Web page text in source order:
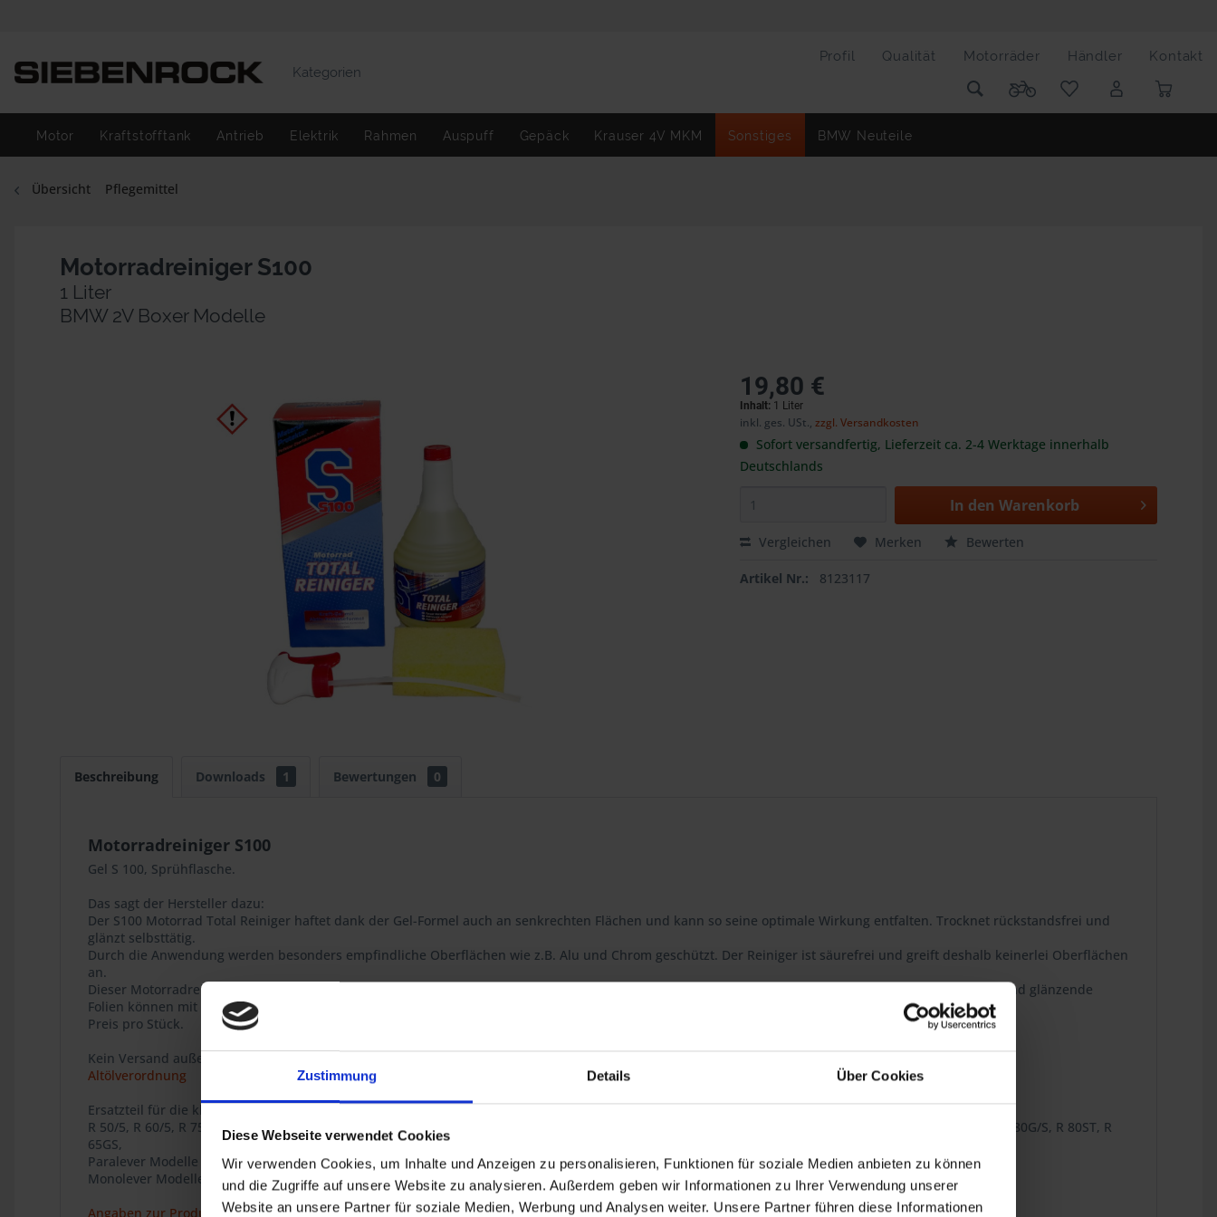
Zustimmung Details Über Cookies
Diese Webseite verwendet Cookies
Wir verwenden Cookies, um Inhalte und Anzeigen zu personalisieren, Funktionen für soziale Medien anbieten zu können
und die Zugriffe auf unsere Website zu analysieren. Außerdem geben wir Informationen zu Ihrer Verwendung unserer
Website an unsere Partner für soziale Medien, Werbung und Analysen weiter. Unsere Partner führen diese Informationen
Kategorien
Profil Qualität Motorräder Händler Kontakt
Motor Kraftstofftank Antrieb Elektrik Rahmen Auspuff Gepäck Krauser 4V MKM Sonstiges BMW Neuteile
Übersicht Pflegemittel
Motorradreiniger S100
1 Liter
BMW 2V Boxer Modelle
19,80 €
Inhalt: 1 Liter
inkl. ges. USt.,zzgl. Versandkosten
Sofort versandfertig, Lieferzeit ca. 2-4 Werktage innerhalb
Deutschlands
In den Warenkorb
Vergleichen Merken Bewerten
Artikel Nr.: 8123117
Beschreibung Downloads 1 Bewertungen 0
Motorradreiniger S100
Gel S 100, Sprühflasche.
Das sagt der Hersteller dazu:
Der S100 Motorrad Total Reiniger haftet dank der Gel-Formel auch an senkrechten Flächen und kann so seine optimale Wirkung entfalten. Trocknet rückstandsfrei und
glänzt selbsttätig.
Durch die Anwendung werden besonders empfindliche Oberflächen wie z.B. Alu und Chrom geschützt. Der Reiniger ist säurefrei und greift deshalb keinerlei Oberflächen
an.
Dieser Motorradreiniger verfügt über eine Aktiv-Fettlöseformel, die sogar abgeschleudertes Kettenfett und Insekten löst. Auch Mattlacke sowie matte und glänzende
Folien können mit diesem Produkt problemlos gereinigt werden.
Preis pro Stück.
Kein Versand außerhalb von Deutschland.
Altölverordnung
Ersatzteil für die klassischen BMW Zweiventil Boxer Modelle
R 50/5, R 60/5, R 75/5, R 60/6, R 75/6, R 90/6, R 90S, R 60/7, R 75/7, R 80/7, R 80RT, R 80, R 100/7, R 100S, R 100RS, R 100RT, R 100CS, R 45, R 65, R 65LS, R 80G/S, R 80ST, R
65GS,
Paralever Modelle R 80GS, R 100GS, R 80GS PD, R 100GS PD, R 80R, R 100R, R 100R Mystic, R 80GS Basic
Monolever Modelle R 65, R 80, R 80RT, R 100RS, R 100RT.E
Angaben zur Produktsicherheit